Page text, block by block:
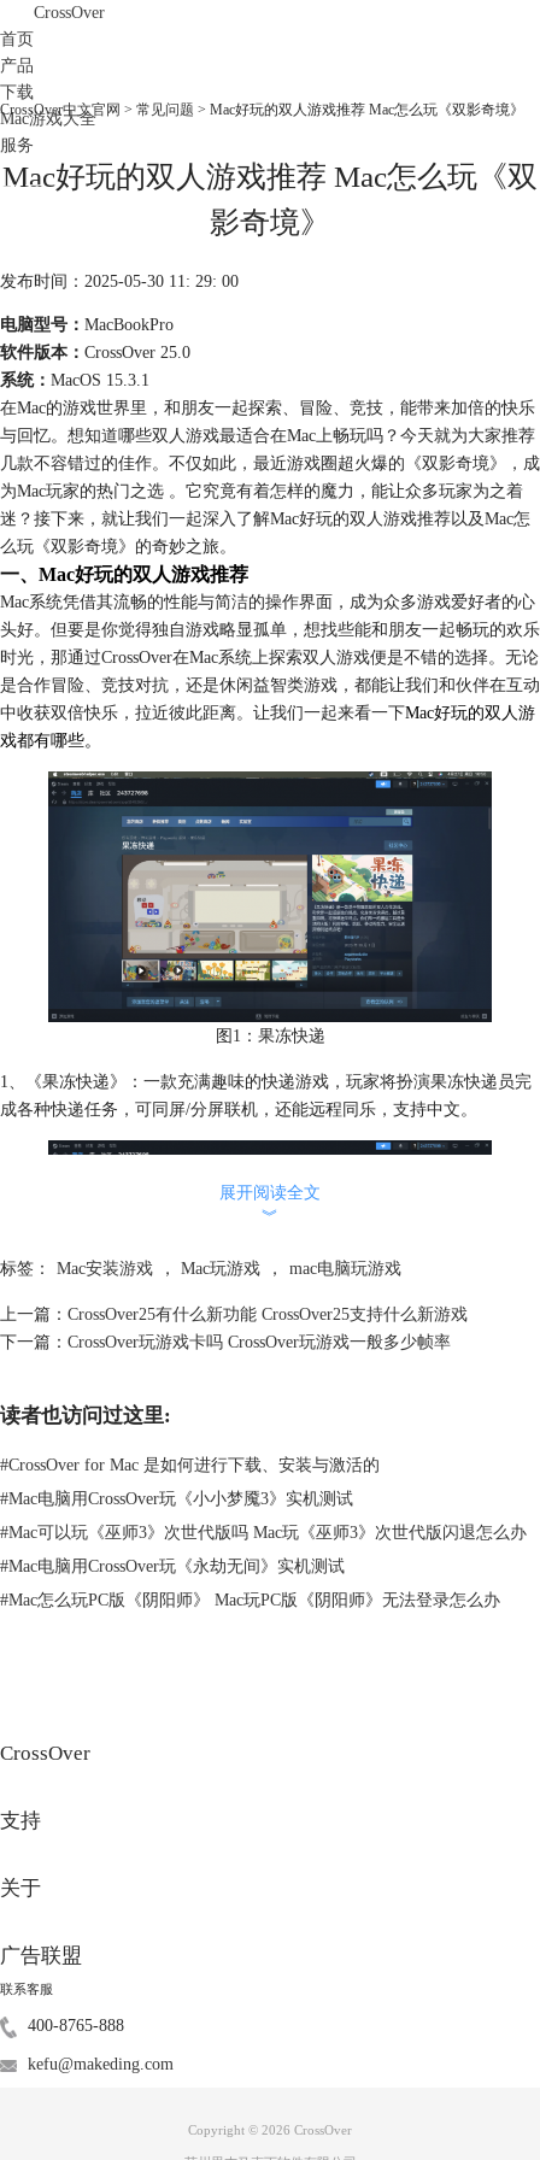
CrossOver
首页
产品
下载
Mac游戏大全
服务
购买
CrossOver中文官网 > 常见问题 > Mac好玩的双人游戏推荐 Mac怎么玩《双影奇境》
Mac好玩的双人游戏推荐 Mac怎么玩《双
影奇境》
发布时间：2025-05-30 11: 29: 00
电脑型号： MacBookPro
软件版本： CrossOver 25.0
系统： MacOS 15.3.1
在Mac的游戏世界里，和朋友一起探索、冒险、竞技，能带来加倍的快乐
与回忆。想知道哪些双人游戏最适合在Mac上畅玩吗？今天就为大家推荐
几款不容错过的佳作。不仅如此，最近游戏圈超火爆的《双影奇境》，成
为Mac玩家的热门之选 。它究竟有着怎样的魔力，能让众多玩家为之着
迷？接下来，就让我们一起深入了解Mac好玩的双人游戏推荐以及Mac怎
么玩《双影奇境》的奇妙之旅。
一、Mac好玩的双人游戏推荐
Mac系统凭借其流畅的性能与简洁的操作界面，成为众多游戏爱好者的心
头好。但要是你觉得独自游戏略显孤单，想找些能和朋友一起畅玩的欢乐
时光，那通过CrossOver在Mac系统上探索双人游戏便是不错的选择。无论
是合作冒险、竞技对抗，还是休闲益智类游戏，都能让我们和伙伴在互动
中收获双倍快乐，拉近彼此距离。让我们一起来看一下Mac好玩的双人游
戏都有哪些。
图1：果冻快递
1、《果冻快递》：一款充满趣味的快递游戏，玩家将扮演果冻快递员完
成各种快递任务，可同屏/分屏联机，还能远程同乐，支持中文。
解决谜题和挑战，支持中文。
3、《麻布仔大冒险》：充满创意的平台游戏，玩家扮演麻布仔探索奇幻
世界，可同屏/分屏联机，支持远程同乐和中文。
图4：PHOGS!
展开阅读全文
︾
标签： Mac安装游戏 ， Mac玩游戏 ， mac电脑玩游戏
上一篇： CrossOver25有什么新功能 CrossOver25支持什么新游戏
下一篇： CrossOver玩游戏卡吗 CrossOver玩游戏一般多少帧率
读者也访问过这里:
#CrossOver for Mac 是如何进行下载、安装与激活的
#Mac电脑用CrossOver玩《小小梦魇3》实机测试
#Mac可以玩《巫师3》次世代版吗 Mac玩《巫师3》次世代版闪退怎么办
#Mac电脑用CrossOver玩《永劫无间》实机测试
#Mac怎么玩PC版《阴阳师》 Mac玩PC版《阴阳师》无法登录怎么办
CrossOver
支持
关于
广告联盟
联系客服
400-8765-888
kefu@makeding.com
Copyright © 2026 CrossOver